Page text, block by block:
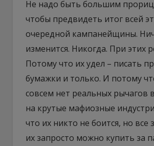
Не надо быть большим
чтобы предвидеть итог всей
очередной кампанейщины.
изменится. Никогда. При этих
Потому что их удел – писать
бумажки и только. И потому
совсем нет реальных рычагов
на крутые мафиозные
что их никто не боится, но все
их запросто можно купить за